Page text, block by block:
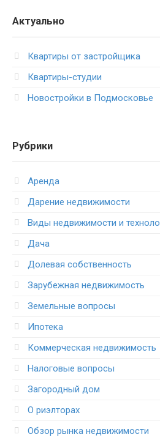
Актуально
Квартиры от застройщика
Квартиры-студии
Новостройки в Подмосковье
Рубрики
Аренда
Дарение недвижимости
Виды недвижимости и
Дача
Долевая собственность
Зарубежная недвижимость
Земельные вопросы
Ипотека
Коммерческая недвижимость
Налоговые вопросы
Загородный дом
О риэлторах
Обзор рынка недвижимости